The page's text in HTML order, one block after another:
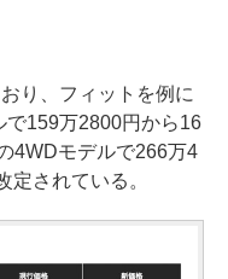
り、フィットを例に
159万2800円から16
4WDモデルで266万4
されている。